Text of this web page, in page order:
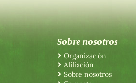
Sobre nosotros
Organización
Afiliación
Sobre nosotros